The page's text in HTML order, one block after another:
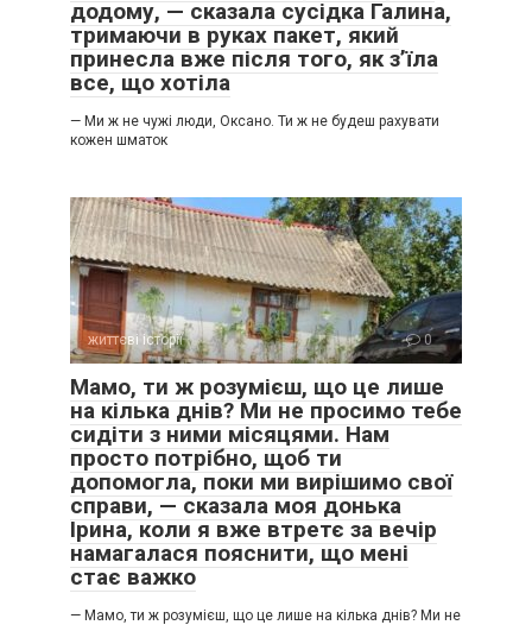
додому, — сказала сусідка Галина,
тримаючи в руках пакет, який
принесла вже після того, як з’їла
все, що хотіла
— Ми ж не чужі люди, Оксано. Ти ж не будеш рахувати
кожен шматок
життєві історії 0
Мамо, ти ж розумієш, що це лише
на кілька днів? Ми не просимо тебе
сидіти з ними місяцями. Нам
просто потрібно, щоб ти
допомогла, поки ми вирішимо свої
справи, — сказала моя донька
Ірина, коли я вже втретє за вечір
намагалася пояснити, що мені
стає важко
— Мамо, ти ж розумієш, що це лише на кілька днів? Ми не